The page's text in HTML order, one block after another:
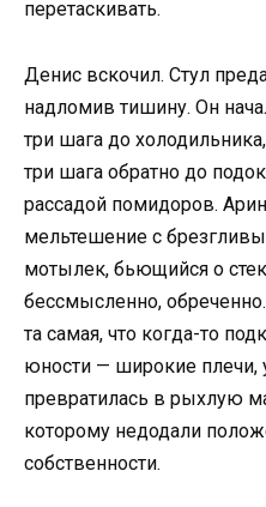
перетаскивать.
Денис вскочил. Стул
надломив тишину. Он
три шага до
три шага обратно до
рассадой помидоров.
мельтешение с
мотылек, бьющийся о
бессмысленно,
та самая, что когда-то
юности — широкие плечи,
превратилась в рыхлую
которому недодали
собственности.